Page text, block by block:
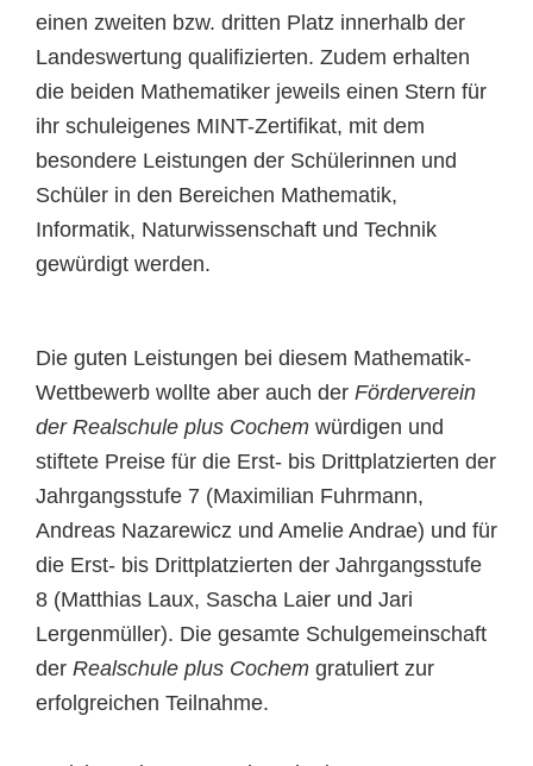
einen zweiten bzw. dritten Platz innerhalb der
Landeswertung qualifizierten. Zudem erhalten
die beiden Mathematiker jeweils einen Stern für
ihr schuleigenes MINT-Zertifikat, mit dem
besondere Leistungen der Schülerinnen und
Schüler in den Bereichen Mathematik,
Informatik, Naturwissenschaft und Technik
gewürdigt werden.
Die guten Leistungen bei diesem Mathematik-
Wettbewerb wollte aber auch der Förderverein
der Realschule plus Cochem würdigen und
stiftete Preise für die Erst- bis Drittplatzierten der
Jahrgangsstufe 7 (Maximilian Fuhrmann,
Andreas Nazarewicz und Amelie Andrae) und für
die Erst- bis Drittplatzierten der Jahrgangsstufe
8 (Matthias Laux, Sascha Laier und Jari
Lergenmüller). Die gesamte Schulgemeinschaft
der Realschule plus Cochem gratuliert zur
erfolgreichen Teilnahme.